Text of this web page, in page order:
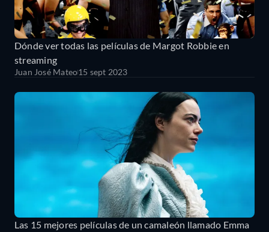
Dónde ver todas las películas de Margot Robbie en
streaming
Juan José Mateo15 sept 2023
Las 15 mejores películas de un camaleón llamado Emma